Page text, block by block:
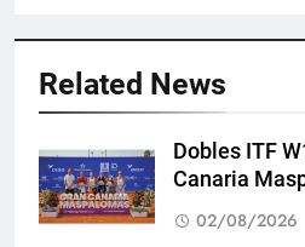
Related News
Dobles ITF
Canaria
02/08/2026